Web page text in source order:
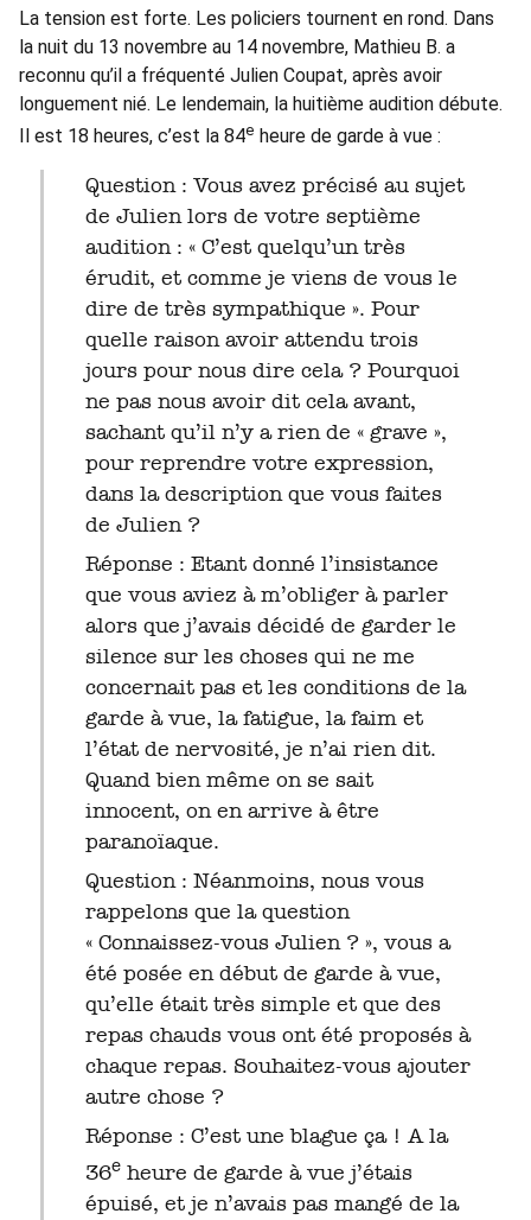
La tension est forte. Les policiers tournent en rond. Dans
la nuit du 13 novembre au 14 novembre, Mathieu B. a
reconnu qu’il a fréquenté Julien Coupat, après avoir
longuement nié. Le lendemain, la huitième audition débute.
Il est 18 heures, c’est la 84e heure de garde à vue :
Question : Vous avez précisé au sujet
de Julien lors de votre septième
audition : « C’est quelqu’un très
érudit, et comme je viens de vous le
dire de très sympathique ». Pour
quelle raison avoir attendu trois
jours pour nous dire cela ? Pourquoi
ne pas nous avoir dit cela avant,
sachant qu’il n’y a rien de « grave »,
pour reprendre votre expression,
dans la description que vous faites
de Julien ?
Réponse : Etant donné l’insistance
que vous aviez à m’obliger à parler
alors que j’avais décidé de garder le
silence sur les choses qui ne me
concernait pas et les conditions de la
garde à vue, la fatigue, la faim et
l’état de nervosité, je n’ai rien dit.
Quand bien même on se sait
innocent, on en arrive à être
paranoïaque.
Question : Néanmoins, nous vous
rappelons que la question
« Connaissez-vous Julien ? », vous a
été posée en début de garde à vue,
qu’elle était très simple et que des
repas chauds vous ont été proposés à
chaque repas. Souhaitez-vous ajouter
autre chose ?
Réponse : C’est une blague ça ! A la
36eheure de garde à vue j’étais
épuisé, et je n’avais pas mangé de la